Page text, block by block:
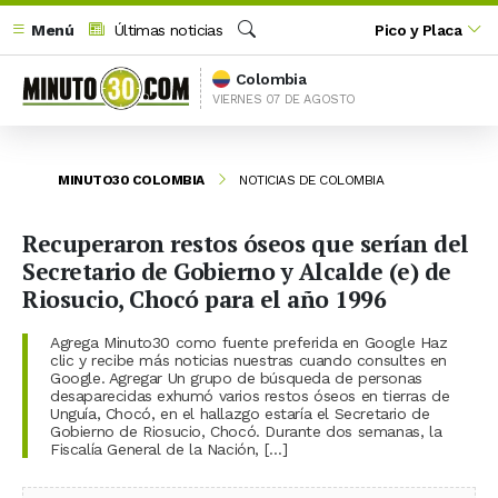
Menú
Últimas noticias
Buscar
Pico y Placa
Colombia
VIERNES 07 DE AGOSTO
MINUTO30 COLOMBIA NOTICIAS DE COLOMBIA
Recuperaron restos óseos que serían del
Secretario de Gobierno y Alcalde (e) de
Riosucio, Chocó para el año 1996
Agrega Minuto30 como fuente preferida en Google Haz
clic y recibe más noticias nuestras cuando consultes en
Google. Agregar Un grupo de búsqueda de personas
desaparecidas exhumó varios restos óseos en tierras de
Unguía, Chocó, en el hallazgo estaría el Secretario de
Gobierno de Riosucio, Chocó. Durante dos semanas, la
Fiscalía General de la Nación, […]